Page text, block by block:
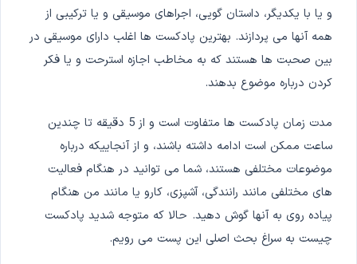
و یا با یکدیگر، داستان گویی، اجراهای موسیقی و یا ترکیبی از
همه آنها می پردازند. بهترین پادکست ها اغلب دارای موسیقی در
بین صحبت ها هستند که به مخاطب اجازه استرحت و یا فکر
کردن درباره موضوع بدهند.
مدت زمان پادکست ها متفاوت است و از 5 دقیقه تا چندین
ساعت ممکن است ادامه داشته باشند، و از آنجاییکه درباره
موضوعات مختلفی هستند، شما می توانید در هنگام فعالیت
های مختلفی مانند رانندگی، آشپزی، کارو یا مانند من هنگام
پیاده روی به آنها گوش دهید. حالا که متوجه شدید پادکست
چیست به سراغ بحث اصلی این پست می رویم.